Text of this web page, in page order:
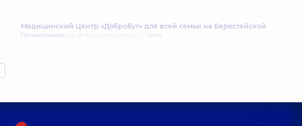
Медицинский Центр «Добробут» для всей семьи на Берестейской
Поликлиника ул. Игоря Сикорского, 1, г. Киев